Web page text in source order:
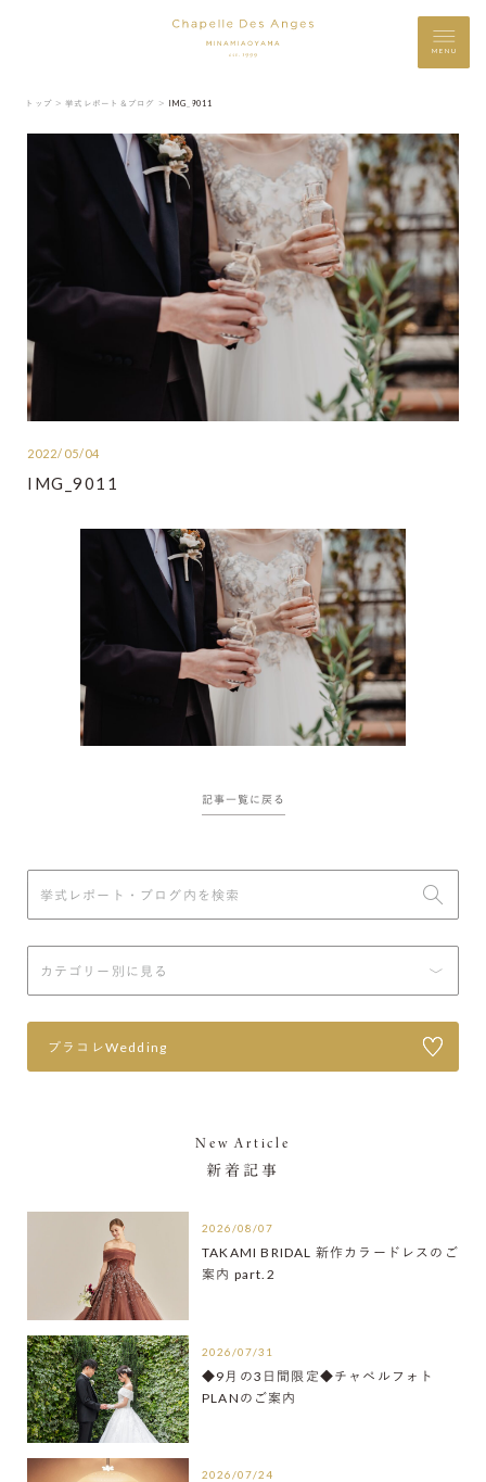
MENU
トップ ＞ 挙式レポート＆ブログ ＞ IMG_9011
2022/05/04
IMG_9011
記事一覧に戻る
プラコレWedding
New Article
新着記事
2026/08/07
TAKAMI BRIDAL 新作カラードレスのご
案内 part.2
2026/07/31
◆9月の3日間限定◆チャペルフォト
PLANのご案内
2026/07/24